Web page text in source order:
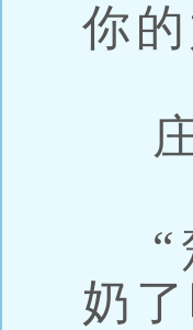
你
庄
“
奶